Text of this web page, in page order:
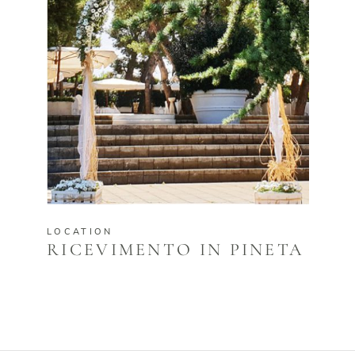
LOCATION
RICEVIMENTO IN PINETA